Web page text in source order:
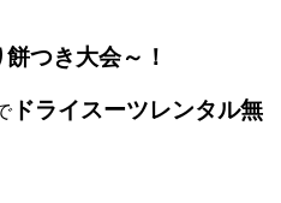
つき大会～！
ドライスーツレンタル無